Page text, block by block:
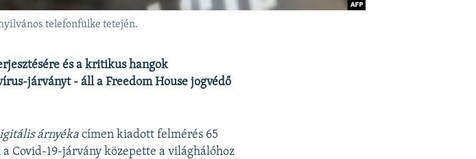
telefonfülke tetején.
és a kritikus hangok
járványt - áll a Freedom House jogvédő
árnyéka címen kiadott felmérés 65
Covid-19-járvány közepette a világhálóhoz